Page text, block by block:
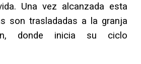
Una vez alcanzada esta
son trasladadas a la granja
donde inicia su ciclo